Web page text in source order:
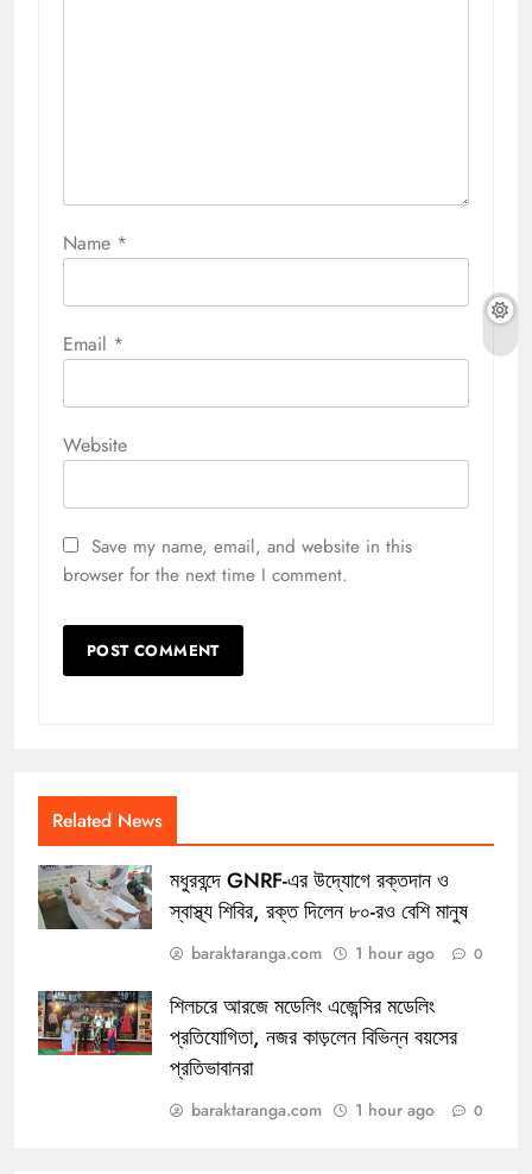
Name *
Email *
Website
Save my name, email, and website in this
browser for the next time I comment.
Related News
মধুরবন্দে GNRF-এর উদ্যোগে রক্তদান ও
স্বাস্থ্য শিবির, রক্ত দিলেন ৮০-রও বেশি মানুষ
baraktaranga.com 1 hour ago 0
শিলচরে আরজে মডেলিং এজেন্সির মডেলিং
প্রতিযোগিতা, নজর কাড়লেন বিভিন্ন বয়সের
প্রতিভাবানরা
baraktaranga.com 1 hour ago 0